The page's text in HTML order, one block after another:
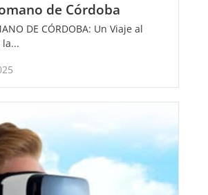
de Córdoba
DE CÓRDOBA: Un Viaje al